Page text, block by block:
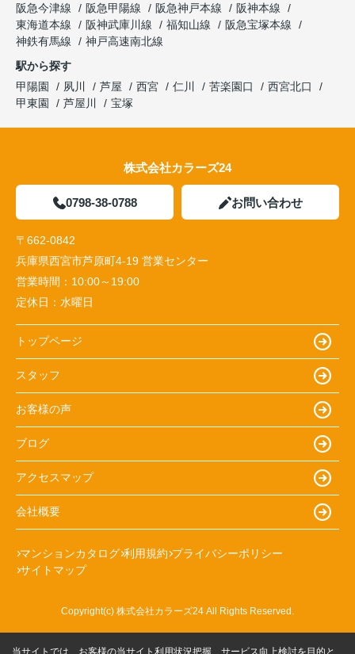
阪急今津線
阪急甲陽線 阪急神戸本線
阪神本線
東海道本線
阪神武庫川線 福知山線
阪急宝塚本線
神鉄有馬線
神戸高速南北線
駅から探す
甲陽園
夙川 芦屋 西宮 仁川 苦楽園口
西宮北口
甲東園
芦屋川 宝塚
株式会社カラーズ24
0798-38-0788 お問い合わせ
〒662-0842
兵庫県西宮市芦原町4-19 営業センター
営業時間： 10:00～19:00
定休日： 水曜日
トップページ
スタッフ
お客様の声
ブログ
アクセスマップ
会社概要
マンションカタログ 利用規約 プライバシーポリシー
サイトマップ
Copyright(c) 株式会社カラーズ24 All Rights Reserved.
当サイトでは、お客様の当サイト利用状況把握、サービス向上検討を目的と